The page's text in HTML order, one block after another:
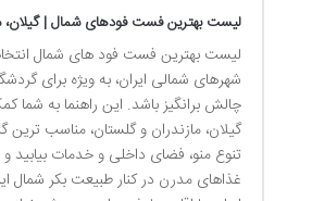
لیست بهترین فست فودهای شمال | گیلان،
لیست بهترین فست فود های شمال
شهرهای شمالی ایران، به ویژه برای
چالش برانگیز باشد. این راهنما به شما
گیلان، مازندران و گلستان، مناسب ترین
تنوع منو، فضای داخلی و خدمات
غذاهای مدرن در کنار طبیعت بکر شمال